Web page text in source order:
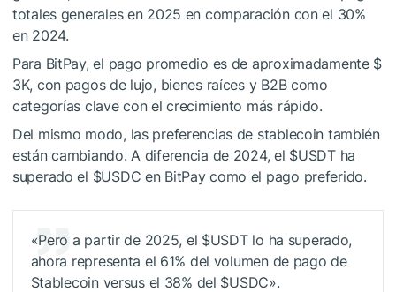
totales generales en 2025 en comparación con el 30%
en 2024.
Para BitPay, el pago promedio es de aproximadamente $
3K, con pagos de lujo, bienes raíces y B2B como
categorías clave con el crecimiento más rápido.
Del mismo modo, las preferencias de stablecoin también
están cambiando. A diferencia de 2024, el $USDTha
superado el $USDC en BitPay como el pago preferido.
«Pero a partir de 2025, el $USDTlo ha superado,
ahora representa el 61% del volumen de pago de
Stablecoin versus el 38% del $USDC».